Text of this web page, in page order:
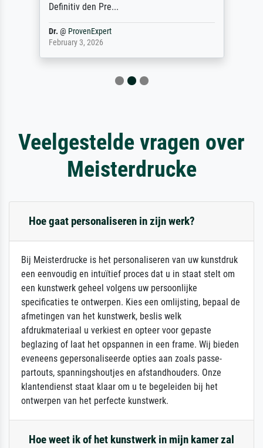
Definitiv den Pre...
Dr. @ ProvenExpert
February 3, 2026
Veelgestelde vragen over
Meisterdrucke
Hoe gaat personaliseren in zijn werk?
Bij Meisterdrucke is het personaliseren van uw kunstdruk
een eenvoudig en intuïtief proces dat u in staat stelt om
een kunstwerk geheel volgens uw persoonlijke
specificaties te ontwerpen. Kies een omlijsting, bepaal de
afmetingen van het kunstwerk, beslis welk
afdrukmateriaal u verkiest en opteer voor gepaste
beglazing of laat het opspannen in een frame. Wij bieden
eveneens gepersonaliseerde opties aan zoals passe-
partouts, spanningshoutjes en afstandhouders. Onze
klantendienst staat klaar om u te begeleiden bij het
ontwerpen van het perfecte kunstwerk.
Hoe weet ik of het kunstwerk in mijn kamer zal